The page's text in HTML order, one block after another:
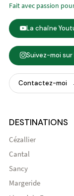
Fait avec passion
La chaîne
Suivez-moi
Contactez-moi
DESTINATIONS
Cézallier
Cantal
Sancy
Margeride